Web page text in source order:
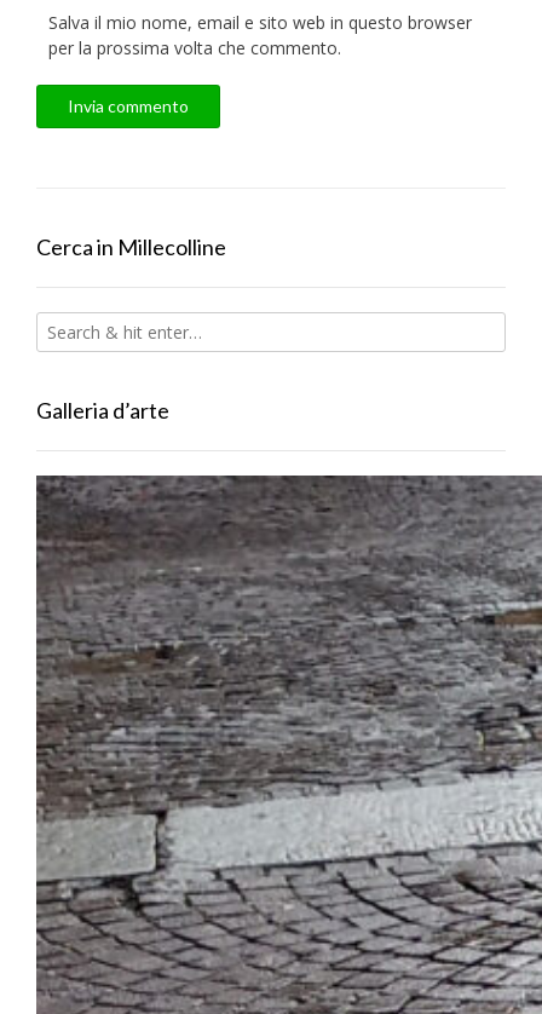
Salva il mio nome, email e sito web in questo browser
per la prossima volta che commento.
Cerca in Millecolline
Galleria d’arte